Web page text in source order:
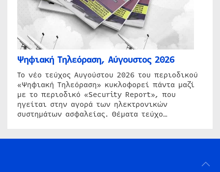
Ψηφιακή Τηλεόραση, Αύγουστος 2026
Το νέο τεύχος Αυγούστου 2026 του περιοδικού
«Ψηφιακή Τηλεόραση» κυκλοφορεί πάντα μαζί
με το περιοδικό «Security Report», που
ηγείται στην αγορά των ηλεκτρονικών
συστημάτων ασφαλείας. Θέματα τεύχο…